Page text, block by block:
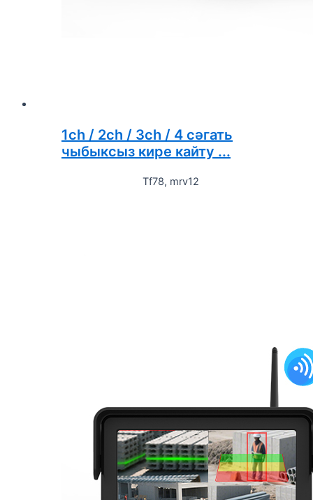
1ch / 2ch / 3ch / 4 сәгать
чыбыксыз кире кайту ...
Tf78, mrv12